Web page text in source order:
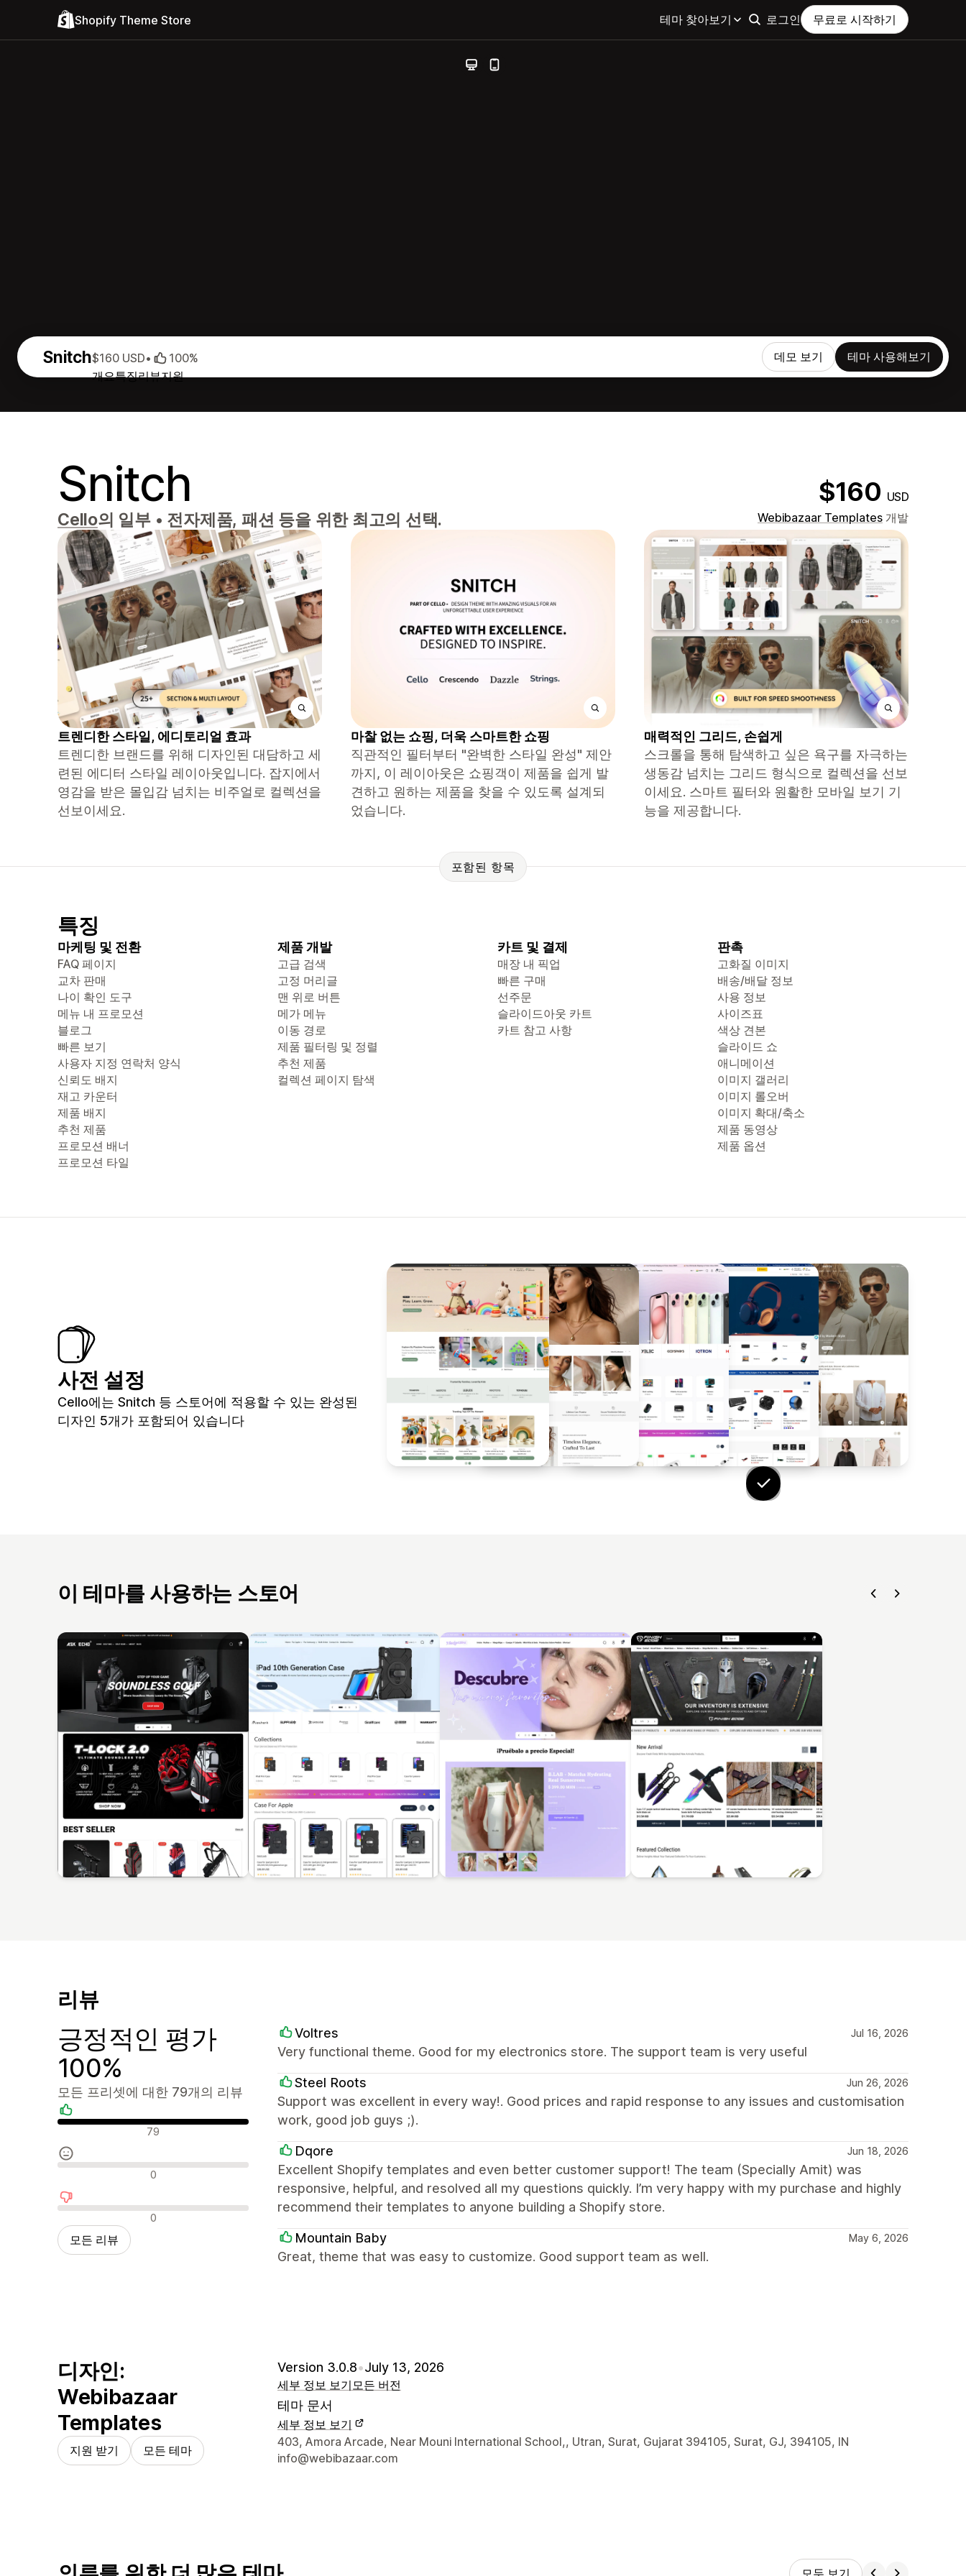
Shopify Theme Store 테마 찾아보기 로그인 무료로 시작하기
Snitch
개요특징리뷰지원
$160 USD• 100% 데모 보기 테마 사용해보기
Snitch $160 USD
Cello의 일부 • 전자제품, 패션 등을 위한 최고의 선택. Webibazaar Templates 개발
트렌디한 스타일, 에디토리얼 효과
트렌디한 브랜드를 위해 디자인된 대담하고 세
련된 에디터 스타일 레이아웃입니다. 잡지에서
영감을 받은 몰입감 넘치는 비주얼로 컬렉션을
선보이세요.
마찰 없는 쇼핑, 더욱 스마트한 쇼핑
직관적인 필터부터 "완벽한 스타일 완성" 제안
까지, 이 레이아웃은 쇼핑객이 제품을 쉽게 발
견하고 원하는 제품을 찾을 수 있도록 설계되
었습니다.
매력적인 그리드, 손쉽게
스크롤을 통해 탐색하고 싶은 욕구를 자극하는
생동감 넘치는 그리드 형식으로 컬렉션을 선보
이세요. 스마트 필터와 원활한 모바일 보기 기
능을 제공합니다.
포함된 항목
특징
마케팅 및 전환
FAQ 페이지
교차 판매
나이 확인 도구
메뉴 내 프로모션
블로그
빠른 보기
사용자 지정 연락처 양식
신뢰도 배지
재고 카운터
제품 배지
추천 제품
프로모션 배너
프로모션 타일
제품 개발
고급 검색
고정 머리글
맨 위로 버튼
메가 메뉴
이동 경로
제품 필터링 및 정렬
추천 제품
컬렉션 페이지 탐색
카트 및 결제
매장 내 픽업
빠른 구매
선주문
슬라이드아웃 카트
카트 참고 사항
판촉
고화질 이미지
배송/배달 정보
사용 정보
사이즈표
색상 견본
슬라이드 쇼
애니메이션
이미지 갤러리
이미지 롤오버
이미지 확대/축소
제품 동영상
제품 옵션
사전 설정
Cello에는 Snitch 등 스토어에 적용할 수 있는 완성된
디자인 5개가 포함되어 있습니다
이 테마를 사용하는 스토어
리뷰
긍정적인 평가
100%
모든 프리셋에 대한 79개의 리뷰
긍정적인 리뷰 79
중립적인 리뷰 0
부정적인 리뷰 0
모든 리뷰
Voltres Jul 16, 2026
Very functional theme. Good for my electronics store. The support team is very useful
Steel Roots Jun 26, 2026
Support was excellent in every way!. Good prices and rapid response to any issues and customisation
work, good job guys ;).
Dqore Jun 18, 2026
Excellent Shopify templates and even better customer support! The team (Specially Amit) was
responsive, helpful, and resolved all my questions quickly. I’m very happy with my purchase and highly
recommend their templates to anyone building a Shopify store.
Mountain Baby May 6, 2026
Great, theme that was easy to customize. Good support team as well.
디자인:
Webibazaar
Templates
지원 받기 모든 테마
Version 3.0.8•July 13, 2026
세부 정보 보기 모든 버전
테마 문서
세부 정보 보기
디자이너 연락처 세부 정보
403, Amora Arcade, Near Mouni International School,, Utran, Surat, Gujarat 394105, Surat, GJ, 394105, IN
info@webibazaar.com
모두 보기